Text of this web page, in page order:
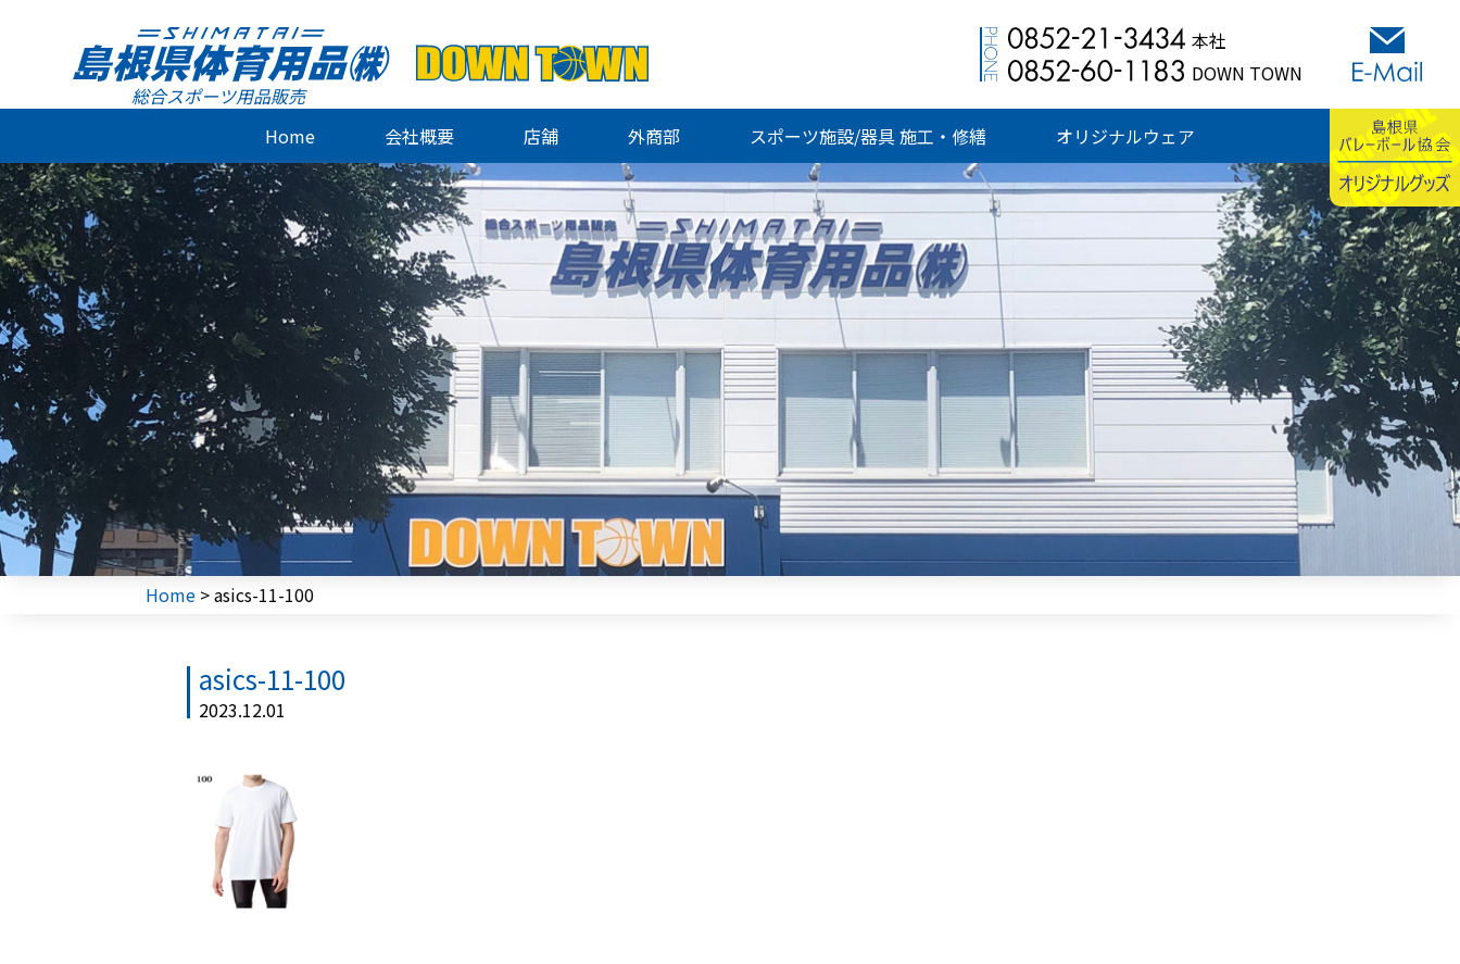
総合スポーツ用品販売
本社
DOWN TOWN
Home 会社概要 店舗 外商部 スポーツ施設/器具 施工・修繕 オリジナルウェア
Home >asics-11-100
asics-11-100
2023.12.01